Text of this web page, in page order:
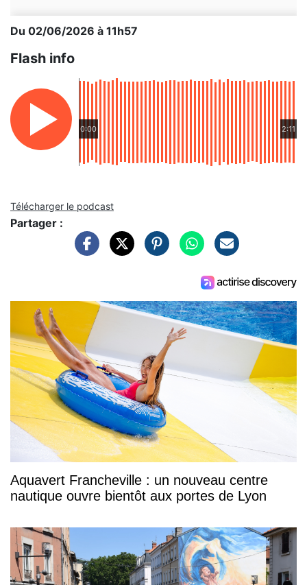
Du 02/06/2026 à 11h57
Flash info
0:00 2:11
Télécharger le podcast
Partager :
Aquavert Francheville : un nouveau centre
nautique ouvre bientôt aux portes de Lyon